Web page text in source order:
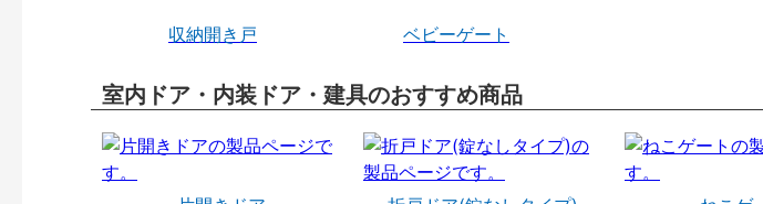
収納開き戸 ベビーゲート
室内ドア・内装ドア・建具のおすすめ商品